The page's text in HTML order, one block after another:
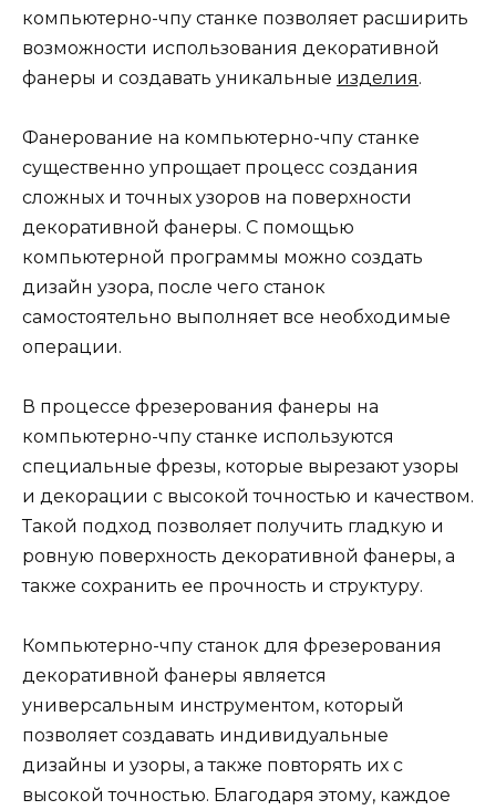
компьютерно-чпу станке позволяет расширить
возможности использования декоративной
фанеры и создавать уникальные изделия.
Фанерование на компьютерно-чпу станке
существенно упрощает процесс создания
сложных и точных узоров на поверхности
декоративной фанеры. С помощью
компьютерной программы можно создать
дизайн узора, после чего станок
самостоятельно выполняет все необходимые
операции.
В процессе фрезерования фанеры на
компьютерно-чпу станке используются
специальные фрезы, которые вырезают узоры
и декорации с высокой точностью и качеством.
Такой подход позволяет получить гладкую и
ровную поверхность декоративной фанеры, а
также сохранить ее прочность и структуру.
Компьютерно-чпу станок для фрезерования
декоративной фанеры является
универсальным инструментом, который
позволяет создавать индивидуальные
дизайны и узоры, а также повторять их с
высокой точностью. Благодаря этому, каждое